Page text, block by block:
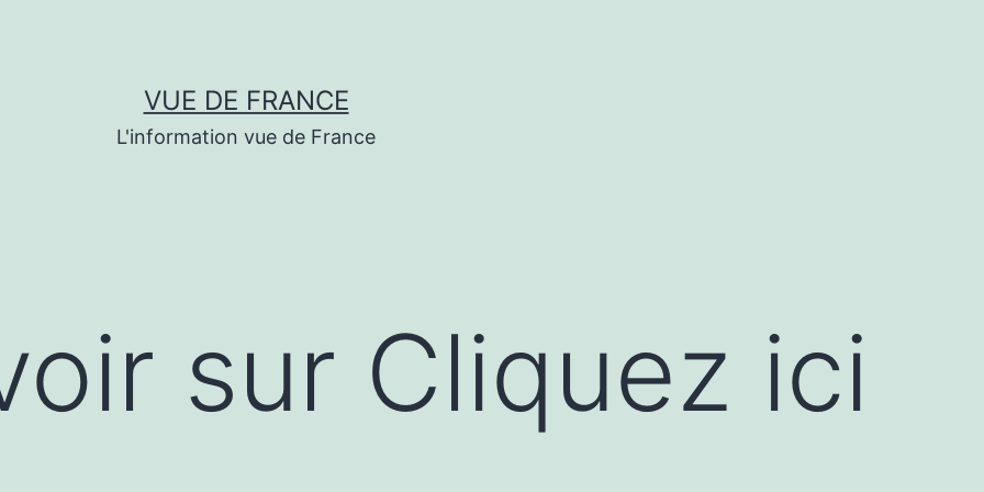
VUE DE FRANCE
L'information vue de France
sur Cliquez ici